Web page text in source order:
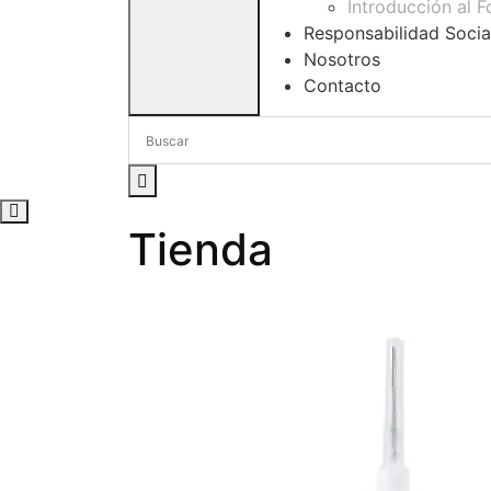
Introducción al
Responsabilidad
Nosotros
Contacto
Tienda